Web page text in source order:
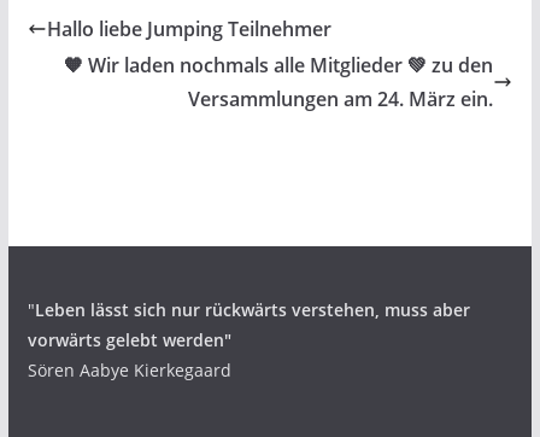
Hallo liebe Jumping Teilnehmer
🧡 Wir laden nochmals alle Mitglieder 💚 zu den
Versammlungen am 24. März ein.
"Leben lässt sich nur rückwärts verstehen, muss aber
vorwärts gelebt werden"
Sören Aabye Kierkegaard